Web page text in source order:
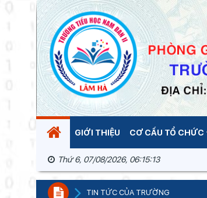
GIỚI THIỆU CƠ CẤU TỔ CHỨC
Thứ 6, 07/08/2026, 06:15:13
TIN TỨC CỦA TRƯỜNG